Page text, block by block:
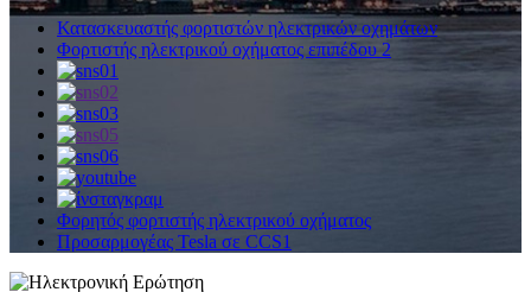
Κατασκευαστής φορτιστών ηλεκτρικών οχημάτων
Φορτιστής ηλεκτρικού οχήματος επιπέδου 2
Φορητός φορτιστής ηλεκτρικού οχήματος
Προσαρμογέας Tesla σε CCS1